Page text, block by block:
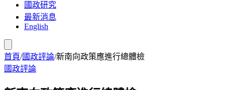
國政研究
最新消息
English
首頁/國政評論/新南向政策應進行總體檢
國政評論